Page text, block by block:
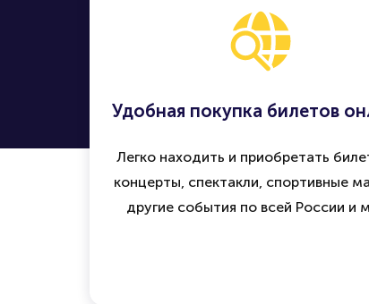
Удобная покупка билетов
Легко находить и приобретать
концерты, спектакли, спортивные
другие события по всей России и